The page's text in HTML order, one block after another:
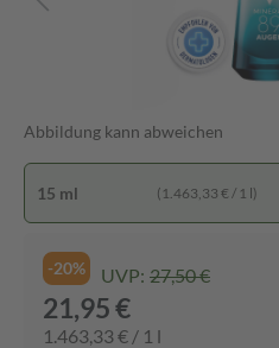
Abbildung kann abweichen
15 ml (1.463,33 € / 1 l)
-20% UVP: 27,50 €
21,95 €
1.463,33 € / 1 l